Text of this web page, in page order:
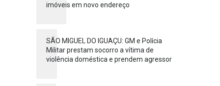
imóveis em novo endereço
SÃO MIGUEL DO IGUAÇU: GM e Polícia
Militar prestam socorro a vítima de
violência doméstica e prendem agressor